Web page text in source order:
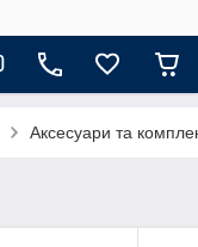
Аксесуари та